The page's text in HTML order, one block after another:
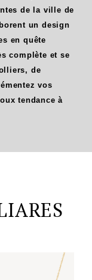
de la ville de
un design
en quête
complète et se
de
vos
tendance à